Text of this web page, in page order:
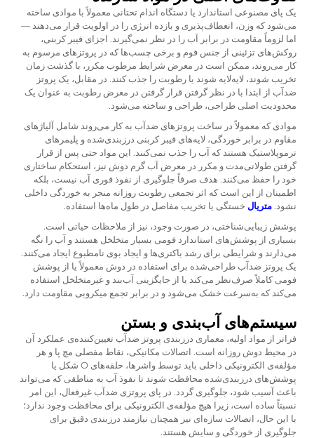
یک پای مصنوعی استاندارد یا دستگاه اندام تحتانی معمولاً با موادی ساخته
می‌شود که وزن، انعطاف‌پذیری و بازده انرژی را در اولویت قرار می‌دهند —
اما لزوماً مقاومت در برابر آب را در نظر نمی‌گیرند. اجزای فیبر کربنی،
روکش‌های تزئینی از جنس فوم و برخی چسب‌ها که در پروتزهای مرسوم به
کار می‌روند، ممکن است در معرض شرایط مرطوب مکرر، با گذشت زمان
تخریب شوند، لایه‌لایه شوند یا رطوبت را جذب کنند. در مقابل، یک پروتز
ضدآب از ابتدا با در نظر گرفتن قرار گرفتن در معرض رطوبت به عنوان یک
محدودیت اصلی طراحی، طراحی و ساخته می‌شود.
موادی که معمولاً در ساخت پروتزهای ضدآب به کار می‌روند شامل آلیاژهای
مقاوم در برابر خوردگی، لایه‌های فیبر کربنی درزبندی‌شده و پلیمرهای
ترموپلاستیک هستند که آب را جذب نمی‌کنند. این مواد حتی پس از قرار
گرفتن طولانی‌مدت و مکرر در معرض آب گرم دوش نیز، استحکام ساختاری
خود را حفظ می‌کنند. هدف صرفاً جلوگیری از نفوذ فوری آب نیست، بلکه
اطمینان از این است که اثر تجمعی رطوبت روزانه منجر به خوردگی داخلی
نشود. متریال خستگی یا تخریب مفاصل در طول ماه‌ها استفاده.
پوشش زیبایی‌شناختی، در صورت وجود، نیز از ملاحظات حیاتی است.
بسیاری از پوشش‌های استاندارد فومی بسیار متخلخل هستند و آب را نگه
می‌دارند و شرایطی برای رشد باکتری‌ها و ایجاد بوی نامطبوع ایجاد می‌کنند.
یک پروتز ضدآب طراحی‌شده برای استفاده در دوش معمولاً یا از پوشش
فومی کاملاً صرف‌نظر می‌کند یا از جایگزینی آب‌بند و غیرمتخلخل استفاده
می‌کند که به‌سرعت خشک می‌شود و در برابر تجمع میکروبی مقاومت دارد.
سیستم‌های آب‌بندی و بستن
فراتر از مواد اولیه، معماری درزبندی پروتز ضدآب تعیین‌کننده‌ی عملکرد آن
در محیط دوش روزانه است. اتصالات مکانیکی، نقاط مفصلی مچ پا و هر
مؤلفه‌ی الکترونیکی داخلی باید توسط واشرها، حلقه‌های O شکل یا
پوشش‌های درزبندی‌شده محافظت شوند تا نفوذ آب به مناطقی که می‌تواند
باعث آسیب شود، جلوگیری گردد. در پای پروتزی ضدآب غیرفعال، این امر
نسبتاً ساده است، زیرا هیچ مؤلفه‌ی الکترونیکی برای محافظت وجود ندارد؛
با این حال، اتصالات سازه‌ای نیز همچنان نیازمند درزبندی دقیق برای
جلوگیری از خوردگی و سایش هستند.